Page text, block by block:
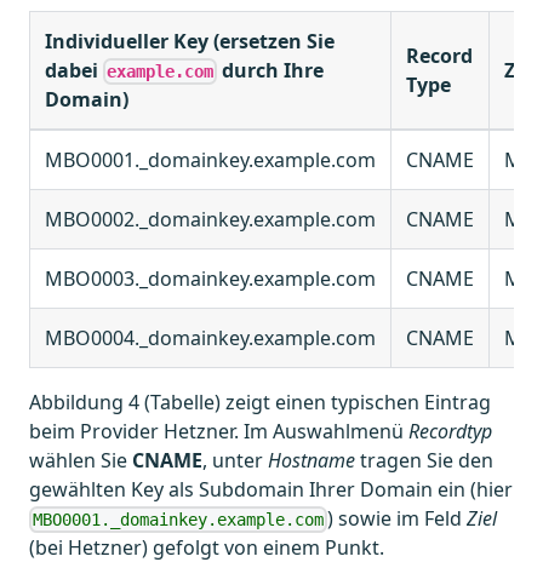
Individueller Key (ersetzen Sie
dabei example.com durch Ihre
Domain)
Record
Type
Ziel
MBO0001._domainkey.example.com CNAME
MBO0002._domainkey.example.com CNAME
MBO0003._domainkey.example.com CNAME
MBO0004._domainkey.example.com CNAME
Abbildung 4 (Tabelle) zeigt einen typischen Eintrag
beim Provider Hetzner. Im Auswahlmenü Recordtyp
wählen Sie CNAME, unterHostnametragen Sie den
gewählten Key als Subdomain Ihrer Domain ein (hier
MBO0001._domainkey.example.com ) sowie im FeldZiel
(bei Hetzner) gefolgt von einem Punkt.